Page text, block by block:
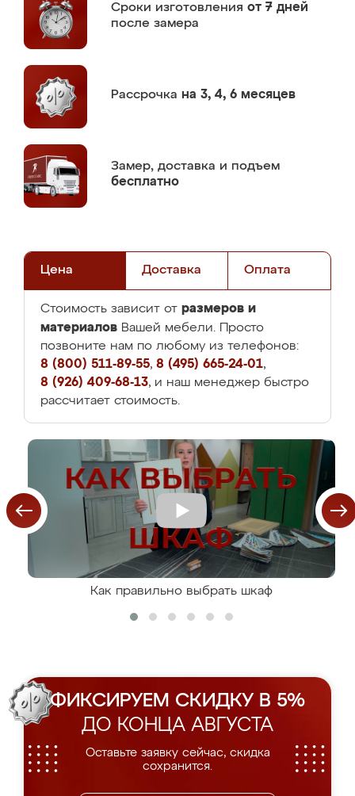
Сроки изготовления от 7 дней
после замера
Рассрочка на 3, 4, 6 месяцев
Замер, доставка и подъем
бесплатно
Цена Доставка Оплата
Стоимость зависит от размеров и
материалов Вашей мебели. Просто
позвоните нам по любому из телефонов:
8 (800) 511-89-55, 8 (495) 665-24-01,
8 (926) 409-68-13, и наш менеджер быстро
рассчитает стоимость.
Как правильно выбрать шкаф
ФИКСИРУЕМ СКИДКУ В 5%
ДО КОНЦА АВГУСТА
Оставьте заявку сейчас, скидка
сохранится.